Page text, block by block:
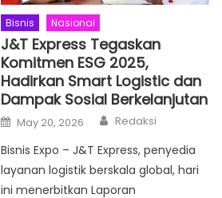
Bisnis Nasional
J&T Express Tegaskan
Komitmen ESG 2025,
Hadirkan Smart Logistic dan
Dampak Sosial Berkelanjutan
Posted
on
May 20, 2026 Author
Redaksi
Bisnis Expo – J&T Express, penyedia
layanan logistik berskala global, hari
ini menerbitkan Laporan